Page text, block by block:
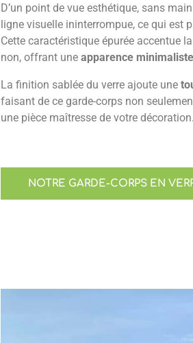
D’un point de vue esthétique, sans
ligne visuelle ininterrompue, ce qui est
Cette caractéristique épurée accentue
non, offrant une apparence minimaliste
La finition sablée du verre ajoute une
faisant de ce garde-corps non
une pièce maîtresse de votre décoration.
NOTRE GARDE-CORPS EN